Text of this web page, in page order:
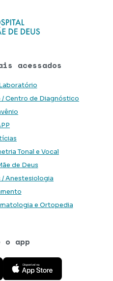
acessados
Centro de Diagnóstico
Tonal e Vocal
de Deus
/ Anestesiologia
e Ortopedia
o app
Google Play Store
Baixe o aplicativo na App Store